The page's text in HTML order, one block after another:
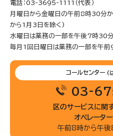
電話：03-3695-1111（代表）
月曜日から金曜日の午前8時30分
から1月3日を除く)
水曜日は業務の一部を午後7時30分
毎月1回日曜日は業務の一部を午前
コールセンター (
03-
区のサービスに関
オペレータ
午前8時から午